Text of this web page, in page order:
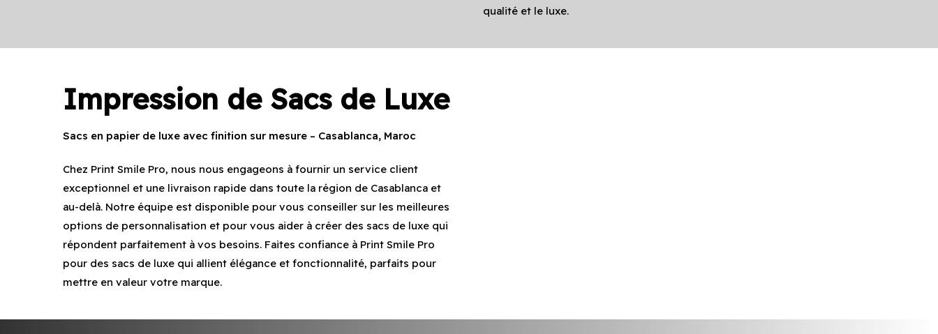
qualité et le luxe.
Impression de Sacs de Luxe
Sacs en papier de luxe avec finition sur mesure – Casablanca, Maroc
Chez Print Smile Pro, nous nous engageons à fournir un service client
exceptionnel et une livraison rapide dans toute la région de Casablanca et
au-delà. Notre équipe est disponible pour vous conseiller sur les meilleures
options de personnalisation et pour vous aider à créer des sacs de luxe qui
répondent parfaitement à vos besoins. Faites confiance à Print Smile Pro
pour des sacs de luxe qui allient élégance et fonctionnalité, parfaits pour
mettre en valeur votre marque.